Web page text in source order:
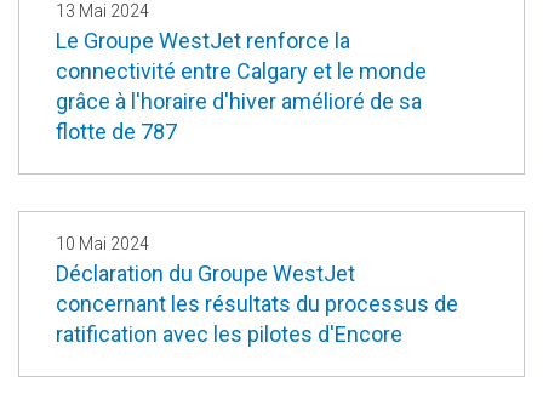
13 Mai 2024
Le Groupe WestJet renforce la
connectivité entre Calgary et le monde
grâce à l'horaire d'hiver amélioré de sa
flotte de 787
10 Mai 2024
Déclaration du Groupe WestJet
concernant les résultats du processus de
ratification avec les pilotes d'Encore